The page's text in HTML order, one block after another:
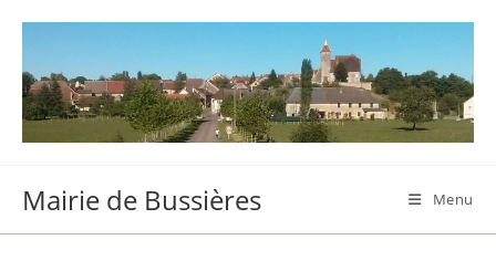
content
Mairie de Bussières Menu